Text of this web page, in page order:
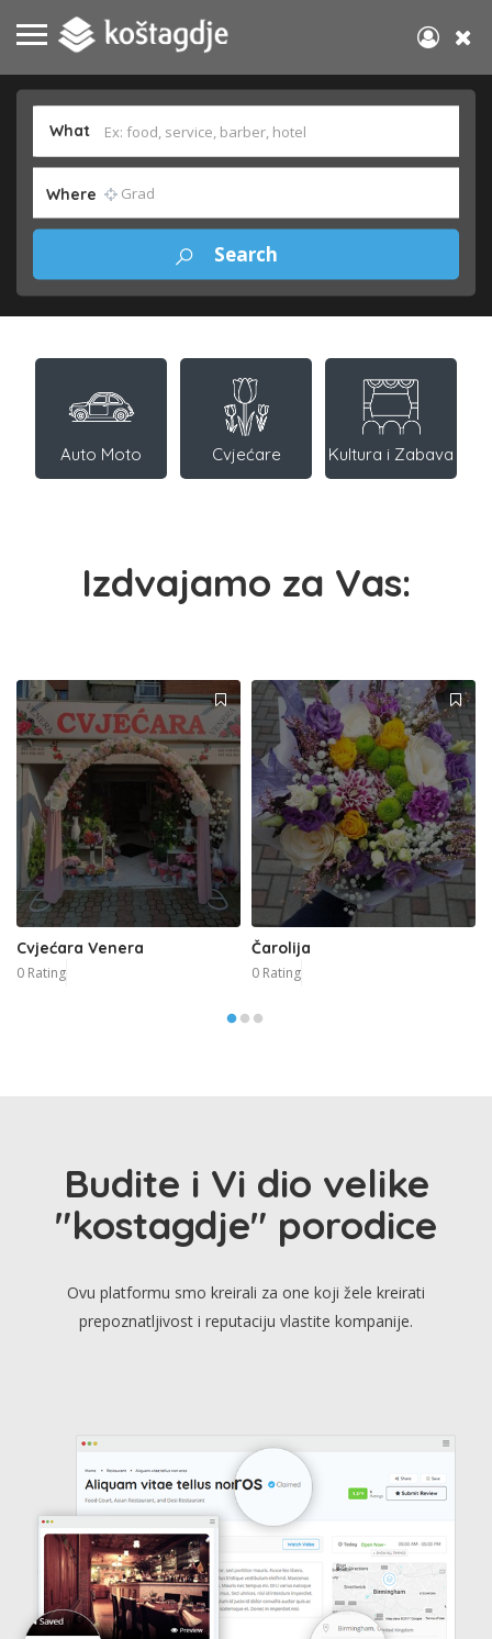
What
Where
Auto Moto Cvjećare Kultura i Zabava
Izdvajamo za Vas:
Cvjećara Venera
0 Rating
Čarolija
0 Rating
Budite i Vi dio velike
"kostagdje" porodice
Ovu platformu smo kreirali za one koji žele kreirati
prepoznatljivost i reputaciju vlastite kompanije.